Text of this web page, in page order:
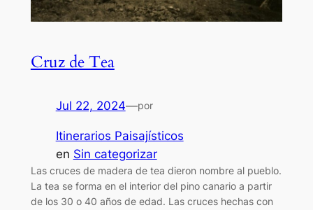
Cruz de Tea
Jul 22, 2024—por
Itinerarios Paisajísticos
en Sin categorizar
Las cruces de madera de tea dieron nombre al pueblo.
La tea se forma en el interior del pino canario a partir
de los 30 o 40 años de edad. Las cruces hechas con